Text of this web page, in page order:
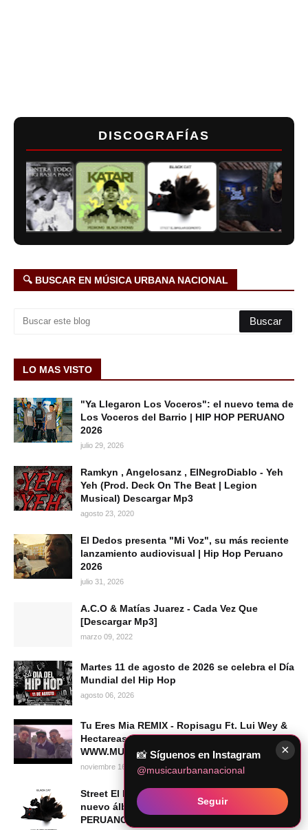
DISCOGRAFÍAS
🔍 BUSCAR EN MÚSICA URBANA NACIONAL
LO MAS VISTO
"Ya Llegaron Los Voceros": el nuevo tema de
Los Voceros del Barrio | HIP HOP PERUANO
2026
julio 29, 2026
Ramkyn , Angelosanz , ElNegroDiablo - Yeh
Yeh (Prod. Deck On The Beat | Legion
Musical) Descargar Mp3
agosto 23, 2020
El Dedos presenta "Mi Voz", su más reciente
lanzamiento audiovisual | Hip Hop Peruano
2026
julio 31, 2026
A.C.O & Matías Juarez - Cada Vez Que
[Descargar Mp3]
marzo 09, 2022
Martes 11 de agosto de 2026 se celebra el Día
Mundial del Hip Hop
agosto 06, 2026
Tu Eres Mia REMIX - Ropisagu Ft. Lui Wey &
Hectareas 14 (Prod New Port)
WWW.MUSICAURBANANACIONAL.COM
noviembre 16, 2010
Street El Bipolar Despierto presenta su
nuevo álbum BLACK CAT | HIP HOP
PERUANO 2026
×
📸 Síguenos en Instagram
@musicaurbananacional
Seguir